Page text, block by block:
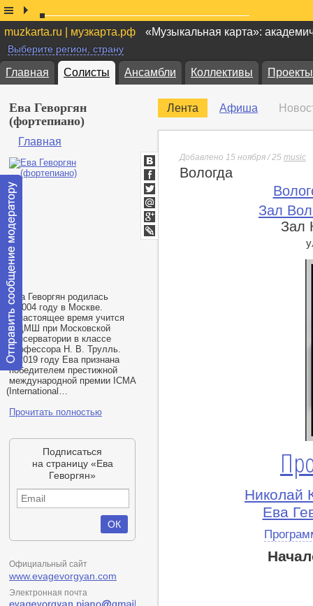
muzkarta.ru | музкарта.рф «Музыкальная карта»:
Выберите регион, страну
Главная Солисты Ансамбли Коллективы Проекты
Ева Геворгян
(фортепиано)
Главная
Ева Геворгян родилась
в 2004 году в Москве.
В настоящее время учится
в ЦМШ при Московской
консерватории в классе
профессора Н. В. Трулль.
В 2019 году Ева признана
победителем престижной
международной премии ICMA
( International…
Прочитать полностью
Подписаться
на страницу «Ева
Геворгян»
Официальный сайт
www.evagevorgyan.com
Электронная почта
Лента Афиша
Добавлено 15 ноября / 25 music
Вологда
Зал
Зал
Николай
Ева
ВКонтакте
Facebook
Twitter
Мой
Мир
Google+
lj
Отправить
сообщение
модератору